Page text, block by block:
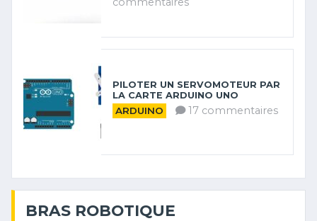
PILOTER UN SERVOMOTEUR PAR
LA CARTE ARDUINO UNO
ARDUINO 17 commentaires
BRAS ROBOTIQUE